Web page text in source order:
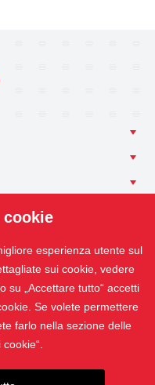
cookie
esperienza utente sul
sui cookie, vedere
su „Accettare tutto“ accetti
Se volete permettere
farlo nella sezione delle